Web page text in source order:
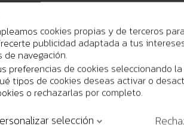
m/s²
antirestart
cookies propias y de terceros
publicidad adaptada a tus
navegación.
preferencias de cookies seleccionando
tipos de cookies deseas activar o
o rechazarlas por completo.
selección